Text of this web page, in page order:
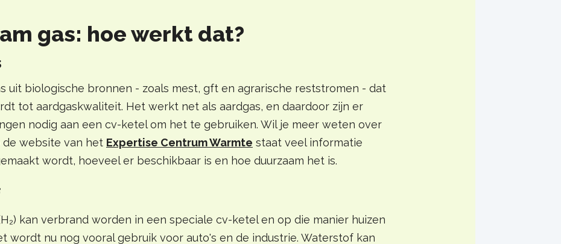
gas: hoe werkt dat?
uit biologische bronnen - zoals mest, gft en agrarische reststromen - dat
tot aardgaskwaliteit. Het werkt net als aardgas, en daardoor zijn er
nodig aan een cv-ketel om het te gebruiken. Wil je meer weten over
de website van het Expertise Centrum Warmte staat veel informatie
wordt, hoeveel er beschikbaar is en hoe duurzaam het is.
kan verbrand worden in een speciale cv-ketel en op die manier huizen
wordt nu nog vooral gebruik voor auto's en de industrie. Waterstof kan